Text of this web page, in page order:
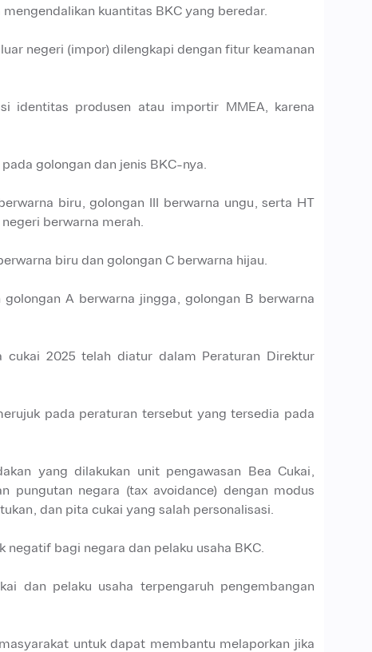
kuantitas BKC yang beredar.
negeri (impor) dilengkapi dengan fitur keamanan
identitas produsen atau importir MMEA, karena
golongan dan jenis BKC-nya.
biru, golongan III berwarna ungu, serta HT
berwarna merah.
biru dan golongan C berwarna hijau.
A berwarna jingga, golongan B berwarna
2025 telah diatur dalam Peraturan Direktur
pada peraturan tersebut yang tersedia pada
yang dilakukan unit pengawasan Bea Cukai,
pungutan negara (tax avoidance) dengan modus
dan pita cukai yang salah personalisasi.
bagi negara dan pelaku usaha BKC.
dan pelaku usaha terpengaruh pengembangan
untuk dapat membantu melaporkan jika